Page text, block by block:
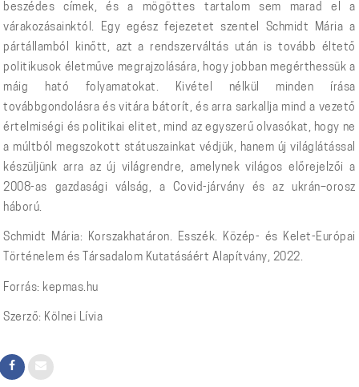
beszédes címek, és a mögöttes tartalom sem marad el a
várakozásainktól. Egy egész fejezetet szentel Schmidt Mária a
pártállamból kinőtt, azt a rendszerváltás után is tovább éltető
politikusok életműve megrajzolására, hogy jobban megérthessük a
máig ható folyamatokat. Kivétel nélkül minden írása
továbbgondolásra és vitára bátorít, és arra sarkallja mind a vezető
értelmiségi és politikai elitet, mind az egyszerű olvasókat, hogy ne
a múltból megszokott státuszainkat védjük, hanem új világlátással
készüljünk arra az új világrendre, amelynek világos előrejelzői a
2008-as gazdasági válság, a Covid-járvány és az ukrán–orosz
háború.
Schmidt Mária: Korszakhatáron. Esszék. Közép- és Kelet-Európai
Történelem és Társadalom Kutatásáért Alapítvány, 2022.
Forrás: kepmas.hu
Szerző: Kölnei Lívia